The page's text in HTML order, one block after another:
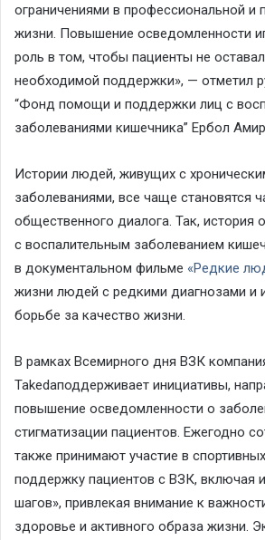
ограничениями в профессиональной и
жизни. Повышение осведомленности
роль в том, чтобы пациенты не
необходимой поддержки», — отметил
“Фонд помощи и поддержки лиц с
заболеваниями кишечника” Ербол
Истории людей, живущих с
заболеваниями, все чаще становятся
общественного диалога. Так, история
с воспалительным заболеванием
в документальном фильме «Редкие
жизни людей с редкими диагнозами и
борьбе за качество жизни.
В рамках Всемирного дня ВЗК
Takedaподдерживает инициативы,
повышение осведомленности о
стигматизации пациентов. Ежегодно
также принимают участие в
поддержку пациентов с ВЗК, включая
шагов», привлекая внимание к
здоровье и активного образа жизни.